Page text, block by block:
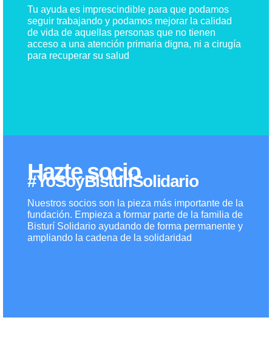
Tu ayuda es imprescindible para que podamos
seguir trabajando y podamos mejorar la calidad
de vida de aquellas personas que no tienen
acceso a una atención primaria digna, ni a cirugía
para recuperar su salud
Hazte socio
#YoSoyBisturíSolidario
Nuestros socios son la pieza más importante de la
fundación. Empieza a formar parte de la familia de
Bisturí Solidario ayudando de forma permanente y
ampliando la cadena de la solidaridad